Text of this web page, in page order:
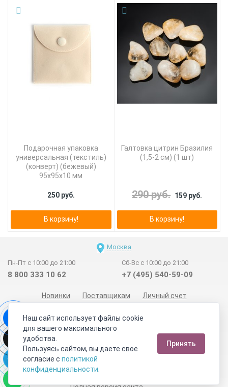
Подарочная упаковка
универсальная (текстиль)
(конверт) (бежевый)
95х95х10 мм
250 руб.
В корзину!
Галтовка цитрин Бразилия
(1,5-2 см) (1 шт)
290 руб. 159 руб.
В корзину!
Москва
Пн-Пт с 10:00 до 21:00
8 800 333 10 62
Сб-Вс с 10:00 до 21:00
+7 (495) 540-59-09
Новинки Поставщикам
Личный счет
Отзывы покупателей
Сертификаты
Обратная связь
СОУТ
Max
2011 - 2026
Наш сайт использует файлы cookie
для вашего максимального
удобства.
Пользуясь сайтом, вы даете свое
согласие с политикой
конфиденциальности
Принять